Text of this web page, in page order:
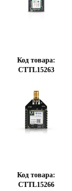
Код товара:
CTTL15263
Код товара:
CTTL15266